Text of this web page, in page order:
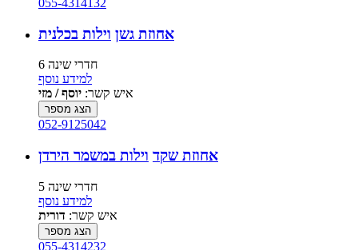
055-4314132
אחוזת גשן וילות בכלנית
6 חדרי שינה
למידע נוסף
איש קשר: יוסף / מזי
הצג מספר
052-9125042
אחוזת שקד וילות במשמר הירדן
5 חדרי שינה
למידע נוסף
איש קשר: דורית
הצג מספר
055-4314232